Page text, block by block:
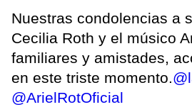
Nuestras condolencias a
Cecilia Roth y el músico
familiares y amistades,
en este triste momento.
@ArielRotOficial